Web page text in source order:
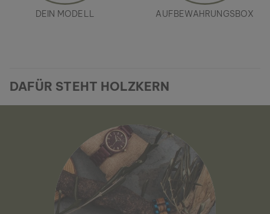
DEIN MODELL AUFBEWAHRUNGSBOX
DAFÜR STEHT HOLZKERN